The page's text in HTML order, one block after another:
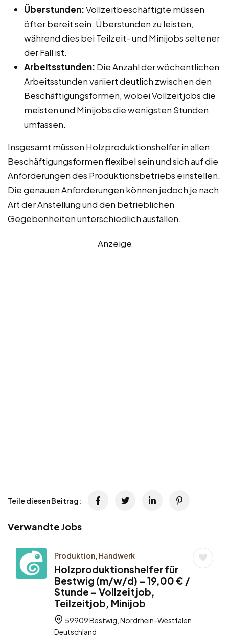
Überstunden:Vollzeitbeschäftigte müssen
öfter bereit sein, Überstunden zu leisten,
während dies bei Teilzeit- und Minijobs seltener
der Fall ist.
Arbeitsstunden: Die Anzahl der wöchentlichen
Arbeitsstunden variiert deutlich zwischen den
Beschäftigungsformen, wobei Vollzeitjobs die
meisten und Minijobs die wenigsten Stunden
umfassen.
Insgesamt müssen Holzproduktionshelfer in allen
Beschäftigungsformen flexibel sein und sich auf die
Anforderungen des Produktionsbetriebs einstellen.
Die genauen Anforderungen können jedoch je nach
Art der Anstellung und den betrieblichen
Gegebenheiten unterschiedlich ausfallen.
Anzeige
Teile diesen Beitrag:
Verwandte Jobs
Produktion, Handwerk
Holzproduktionshelfer für
Bestwig (m/w/d) – 19,00 € /
Stunde – Vollzeitjob,
Teilzeitjob, Minijob
59909 Bestwig, Nordrhein-Westfalen,
Deutschland